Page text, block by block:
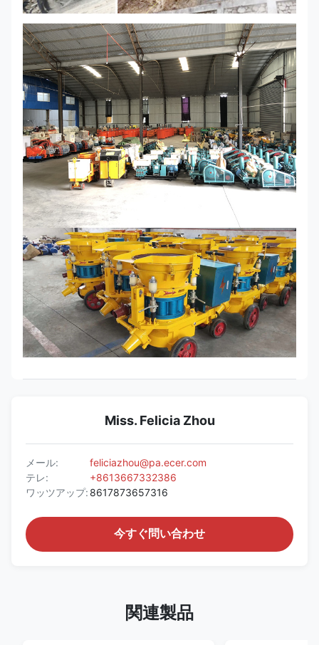
Miss. Felicia Zhou
メール:
feliciazhou@pa.ecer.com
テレ:
+8613667332386
ワッツアップ: 8617873657316
今すぐ問い合わせ
関連製品